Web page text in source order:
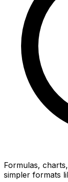
Formulas,
simpler formats